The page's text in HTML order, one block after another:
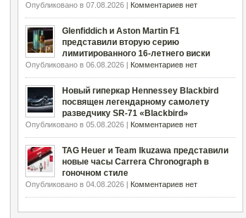
Опубликовано в 07.08.2026 | Комментариев нет
Glenfiddich и Aston Martin F1
представили вторую серию
лимитированного 16-летнего виски
Опубликовано в 06.08.2026 | Комментариев нет
Новый гиперкар Hennessey Blackbird
посвящен легендарному самолету
разведчику SR-71 «Blackbird»
Опубликовано в 05.08.2026 | Комментариев нет
TAG Heuer и Team Ikuzawa представили
новые часы Carrera Chronograph в
гоночном стиле
Опубликовано в 04.08.2026 | Комментариев нет